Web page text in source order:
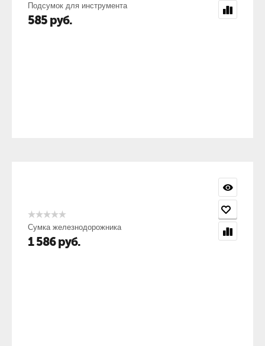
Подсумок для инструмента
585 руб.
Сумка железнодорожника
1 586 руб.